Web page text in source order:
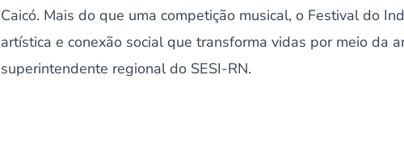
Caicó. Mais do que uma competição musical, o Festival do
artística e conexão social que transforma vidas por meio da
superintendente regional do SESI-RN.